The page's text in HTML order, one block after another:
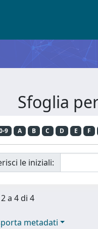
Sfoglia
9 A B C D E F
le iniziali:
a 4 di 4
metadati